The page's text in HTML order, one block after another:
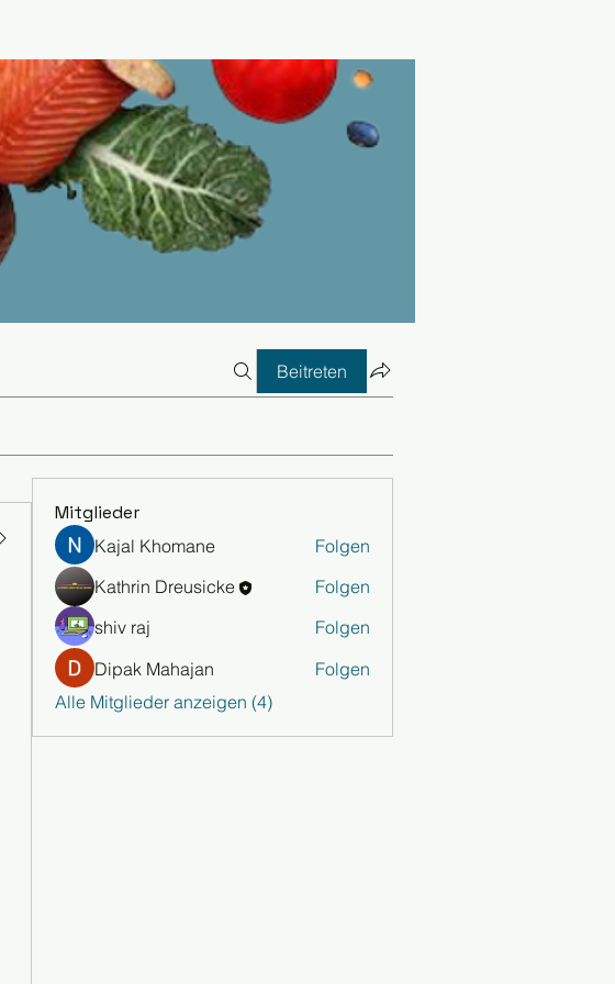
Beitreten
Mitglieder
Kajal Khomane
Folgen
Kathrin Dreusicke
Folgen
shiv raj
Folgen
Dipak Mahajan
Folgen
Alle Mitglieder anzeigen (4)